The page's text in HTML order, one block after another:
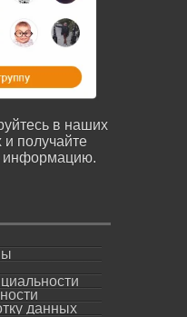
в наших
и получайте
данных